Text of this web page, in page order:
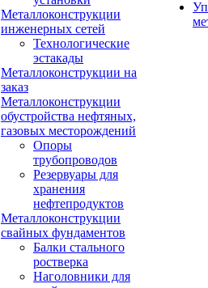
Металлоконструкции
инженерных сетей
Технологические
эстакады
Металлоконструкции на
заказ
Металлоконструкции
обустройства нефтяных,
газовых месторождений
Опоры
трубопроводов
Резервуары для
хранения
нефтепродуктов
Металлоконструкции
свайных фундаментов
Балки стального
ростверка
Наголовники для